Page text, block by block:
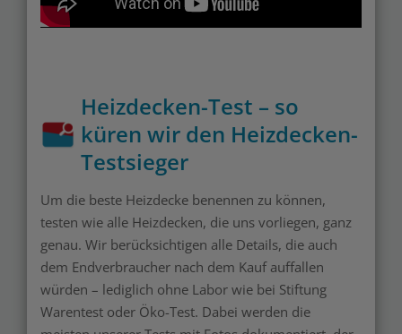
Heizdecken-Test – so
küren wir den Heizdecken-
Testsieger
Um die beste Heizdecke benennen zu können,
testen wie alle Heizdecken, die uns vorliegen, ganz
genau. Wir berücksichtigen alle Details, die auch
dem Endverbraucher nach dem Kauf auffallen
würden – lediglich ohne Labor wie bei Stiftung
Warentest oder Öko-Test. Dabei werden die